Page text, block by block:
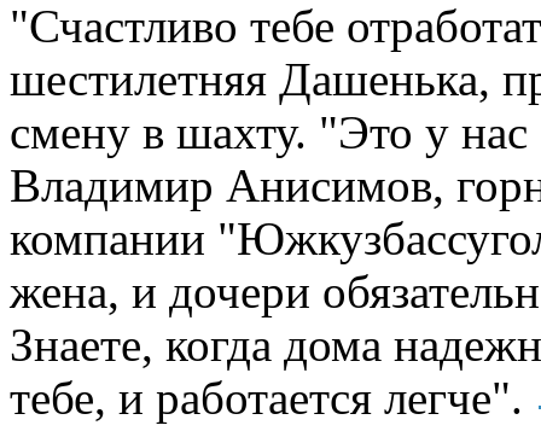
"Счастливо тебе
шестилетняя Дашенька,
смену в шахту. "Это у
Владимир Анисимов,
компании
жена, и дочери
Знаете, когда дома
тебе, и работается легче".